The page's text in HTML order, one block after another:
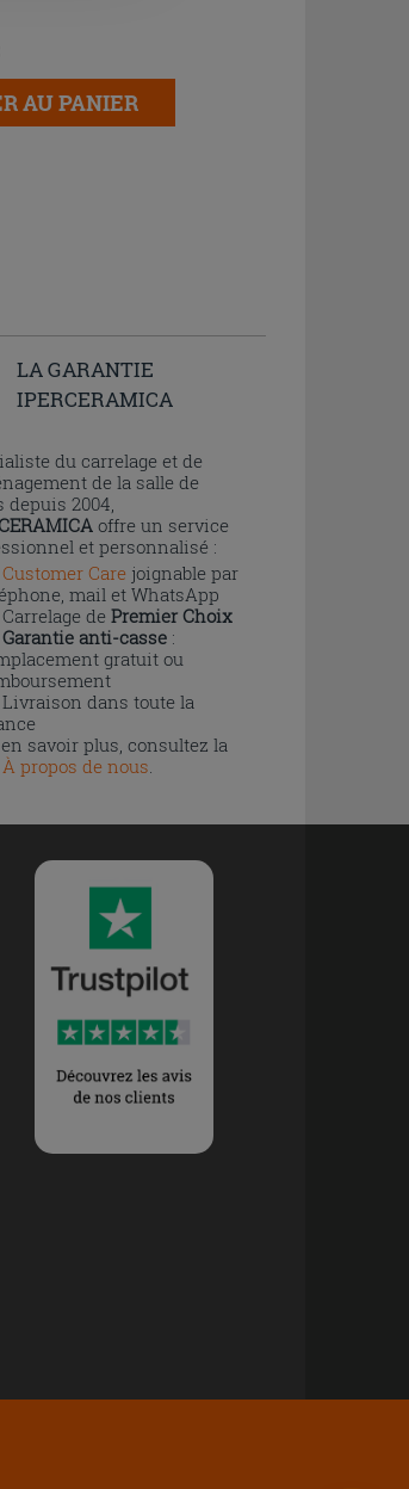
AU PANIER
LA GARANTIE
IPERCERAMICA
du carrelage et de
de la salle de
depuis 2004,
offre un service
et personnalisé :
Customer Carejoignable par
mail et WhatsApp
Carrelage de Premier Choix
Garantie anti-casse:
gratuit ou
Livraison dans toute la
savoir plus, consultez la
À propos de nous